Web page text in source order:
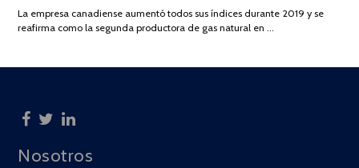
2025
La empresa canadiense aumentó todos sus índices durante 2019 y se
reafirma como la segunda productora de gas natural en …
Nosotros